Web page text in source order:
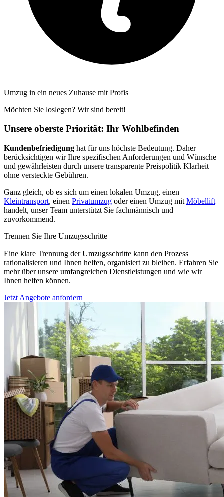
Umzug in ein neues Zuhause mit Profis
Möchten Sie loslegen? Wir sind bereit!
Unsere oberste Priorität: Ihr Wohlbefinden
Kundenbefriedigung hat für uns höchste Bedeutung. Daher
berücksichtigen wir Ihre spezifischen Anforderungen und Wünsche
und gewährleisten durch unsere transparente Preispolitik Klarheit
ohne versteckte Gebühren.
Ganz gleich, ob es sich um einen lokalen Umzug, einen
Kleintransport, einen Privatumzug oder einen Umzug mit Möbellift
handelt, unser Team unterstützt Sie fachmännisch und
zuvorkommend.
Trennen Sie Ihre Umzugsschritte
Eine klare Trennung der Umzugsschritte kann den Prozess
rationalisieren und Ihnen helfen, organisiert zu bleiben. Erfahren Sie
mehr über unsere umfangreichen Dienstleistungen und wie wir
Ihnen helfen können.
Jetzt Angebote anfordern